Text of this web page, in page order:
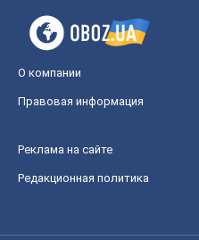
О компании
Правовая информация
Реклама на сайте
Редакционная политика